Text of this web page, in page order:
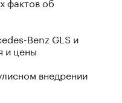
Benz GLS и
и цены
внедрении